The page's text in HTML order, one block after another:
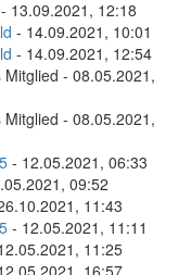
- 13.09.2021, 12:18
- 14.09.2021, 10:01
- 14.09.2021, 12:54
- 08.05.2021,
- 08.05.2021,
- 12.05.2021, 06:33
09:52
11:43
- 12.05.2021, 11:11
11:25